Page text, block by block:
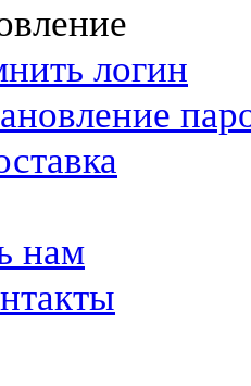
логин
нам